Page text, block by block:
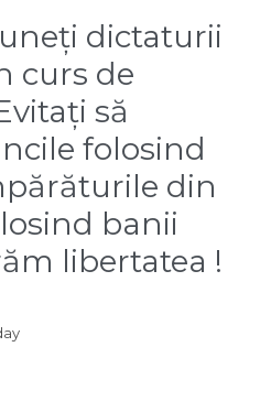
dictaturii
curs de
să
folosind
din
banii
libertatea !